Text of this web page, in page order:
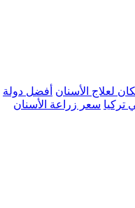
لعلاج الأسنان أفضل دولة
تركيا سعر زراعة الأسنان